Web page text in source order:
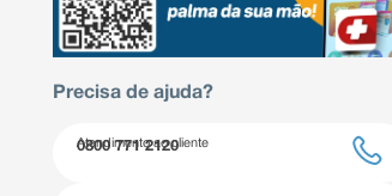
Precisa de ajuda?
Atendimento ao cliente
0800 771 2120